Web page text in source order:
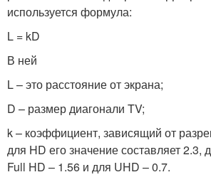
используется формула:
L = kD
В ней
L – это расстояние от экрана;
D – размер диагонали TV;
k – коэффициент, зависящий от
для HD его значение составляет 2.3,
Full HD – 1.56 и для UHD – 0.7.